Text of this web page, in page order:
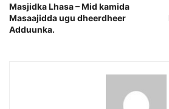
Masjidka Lhasa – Mid kamida
Masaajidda ugu dheerdheer
Adduunka.